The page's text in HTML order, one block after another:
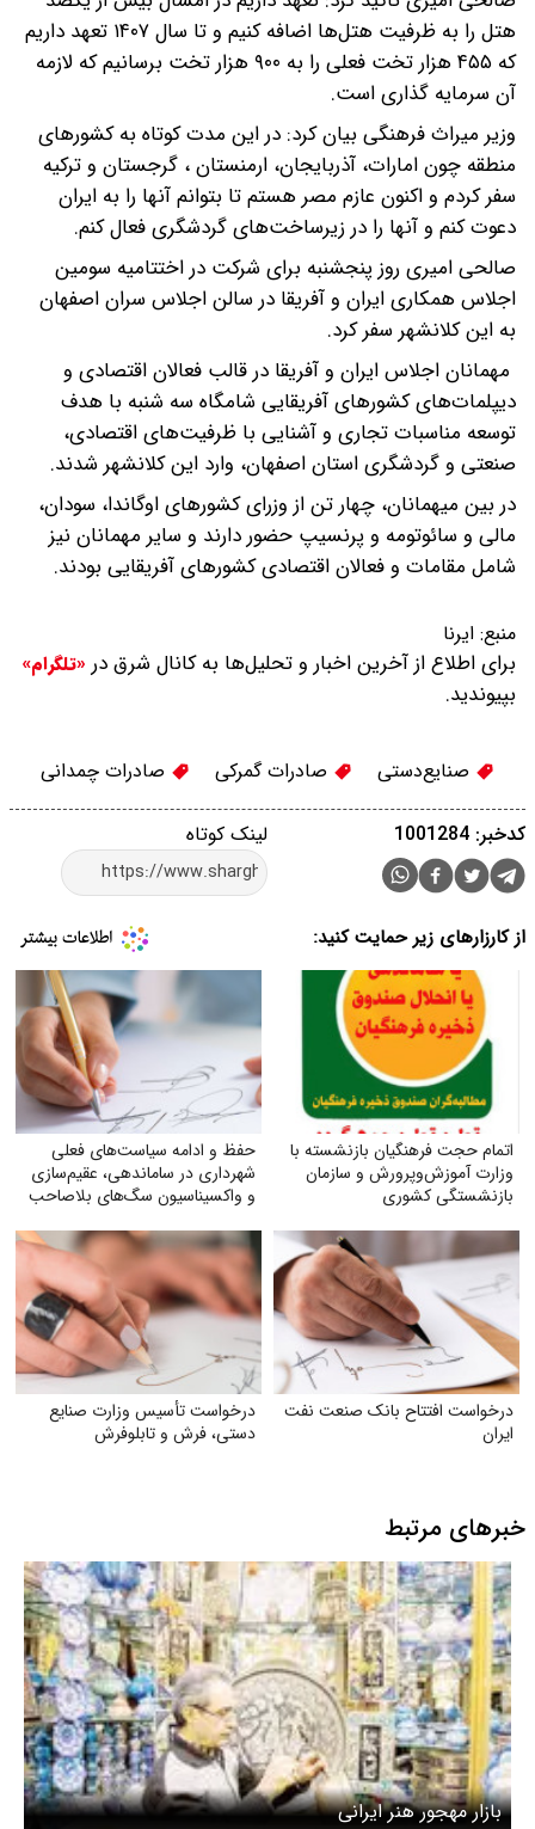
هتل را به ظرفیت هتل‌ها اضافه کنیم و تا سال ۱۴۰۷ تعهد داریم
که ۴۵۵ هزار تخت فعلی را به ۹۰۰ هزار تخت برسانیم که لازمه
آن سرمایه گذاری است.
وزیر میراث فرهنگی بیان کرد: در این مدت کوتاه به کشورهای
منطقه چون امارات، آذربایجان، ارمنستان ، گرجستان و ترکیه
سفر کردم و اکنون عازم مصر هستم تا بتوانم آنها را به ایران
دعوت کنم و آنها را در زیرساخت‌های گردشگری فعال کنم.
صالحی امیری روز پنجشنبه برای شرکت در اختتامیه سومین
اجلاس همکاری ایران و آفریقا در سالن اجلاس سران اصفهان
به این کلانشهر سفر کرد.
مهمانان اجلاس ایران و آفریقا در قالب فعالان اقتصادی و
دیپلمات‌های کشورهای آفریقایی شامگاه سه شنبه با هدف
توسعه مناسبات تجاری و آشنایی با ظرفیت‌های اقتصادی،
صنعتی و گردشگری استان اصفهان، وارد این کلانشهر شدند.
در بین میهمانان، چهار تن از وزرای کشورهای اوگاندا، سودان،
مالی و سائوتومه و پرنسیپ حضور دارند و سایر مهمانان نیز
شامل مقامات و فعالان اقتصادی کشورهای آفریقایی بودند.
منبع: ایرنا
برای اطلاع از آخرین اخبار و تحلیل‌ها به کانال شرق در «تلگرام»
بپیوندید.
صنایع‌دستی صادرات گمرکی صادرات چمدانی
لینک کوتاه کدخبر: 1001284
از کارزارهای زیر حمایت کنید:
اتمام حجت فرهنگیان بازنشسته با
وزارت آموزش‌وپرورش و سازمان
بازنشستگی کشوری
حفظ و ادامه سیاست‌های فعلی
شهرداری در ساماندهی، عقیم‌سازی
و واکسیناسیون سگ‌های بلاصاحب
درخواست افتتاح بانک صنعت نفت
ایران
درخواست تأسیس وزارت صنایع
دستی، فرش و تابلوفرش
خبرهای مرتبط
بازار مهجور هنر ایرانی